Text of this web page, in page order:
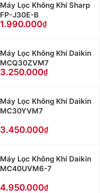
Máy Lọc Không Khí Sharp
FP-J30E-B
1.990.000
Máy Lọc Không Khí Daikin
MCQ30ZVM7
3.250.000
Máy Lọc Không Khí Daikin
MC30YVM7
3.450.000
Máy Lọc Không Khí Daikin
MC40UVM6-7
4.950.000